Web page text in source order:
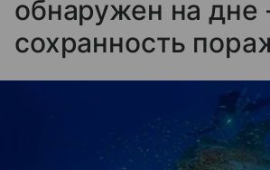
обнаружен на дне
сохранность